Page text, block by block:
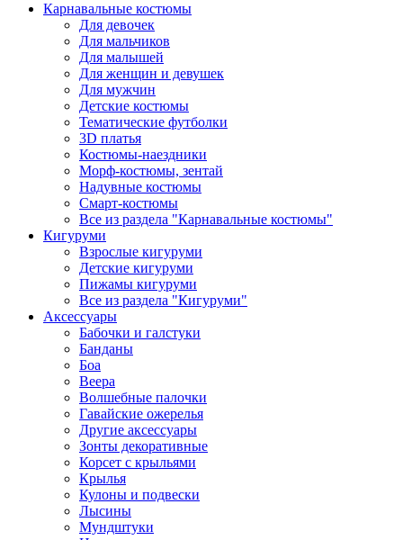
Карнавальные костюмы
Для девочек
Для мальчиков
Для малышей
Для женщин и девушек
Для мужчин
Детские костюмы
Тематические футболки
3D платья
Костюмы-наездники
Морф-костюмы, зентай
Надувные костюмы
Смарт-костюмы
Все из раздела "Карнавальные костюмы"
Кигуруми
Взрослые кигуруми
Детские кигуруми
Пижамы кигуруми
Все из раздела "Кигуруми"
Аксессуары
Бабочки и галстуки
Банданы
Боа
Веера
Волшебные палочки
Гавайские ожерелья
Другие аксессуары
Зонты декоративные
Корсет с крыльями
Крылья
Кулоны и подвески
Лысины
Мундштуки